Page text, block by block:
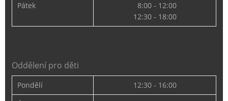
Pátek
8:00 - 12:00
12:30 - 18:00
Oddělení pro děti
Pondělí
12:30 - 16:00